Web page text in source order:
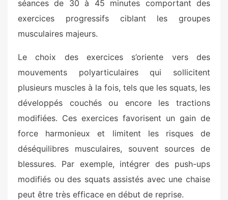
séances de 30 à 45 minutes comportant des
exercices progressifs ciblant les groupes
musculaires majeurs.
Le choix des exercices s’oriente vers des
mouvements polyarticulaires qui sollicitent
plusieurs muscles à la fois, tels que les squats, les
développés couchés ou encore les tractions
modifiées. Ces exercices favorisent un gain de
force harmonieux et limitent les risques de
déséquilibres musculaires, souvent sources de
blessures. Par exemple, intégrer des push-ups
modifiés ou des squats assistés avec une chaise
peut être très efficace en début de reprise.